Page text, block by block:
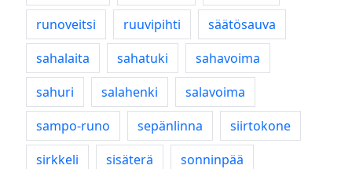
runoveitsi
ruuvipihti
säätösauva
sahalaita
sahatuki
sahavoima
sahuri
salahenki
salavoima
sampo-runo
sepänlinna
siirtokone
sirkkeli
sisäterä
sonninpää